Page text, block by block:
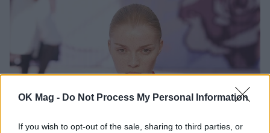
OK Mag - Do Not Process My Personal Information
If you wish to opt-out of the sale, sharing to third parties, or